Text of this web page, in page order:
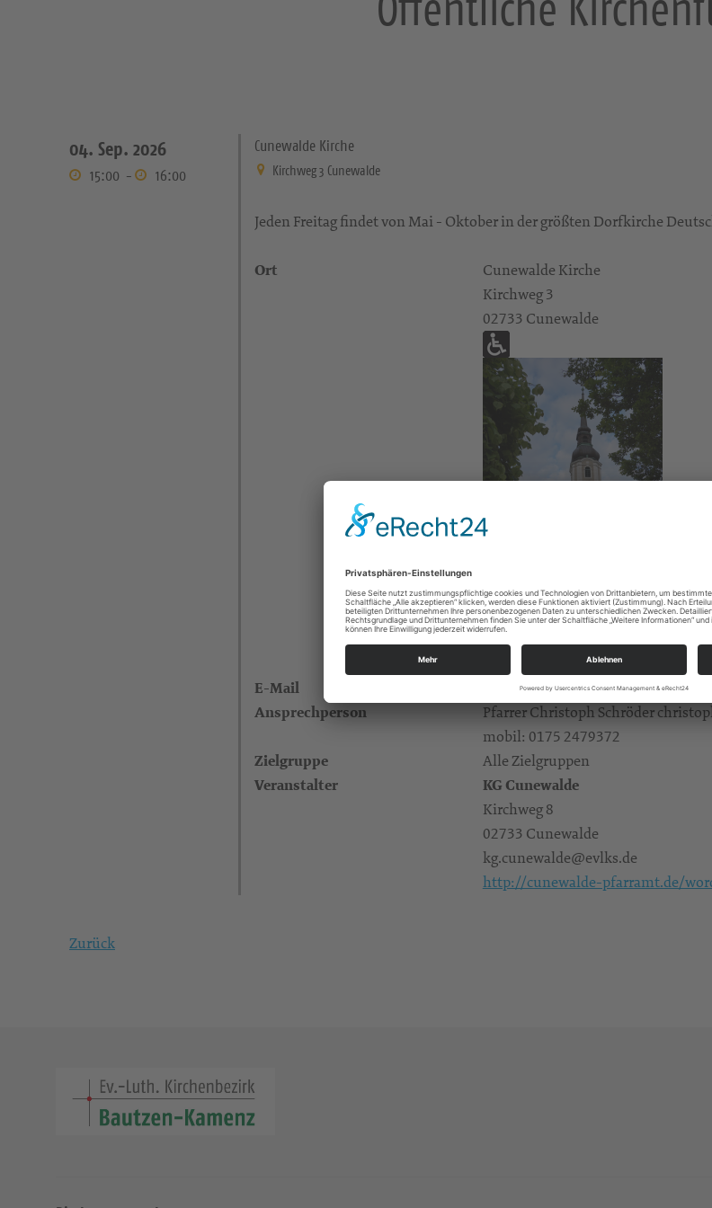
04. Sep. 2026
15:00 - 16:00
Cunewalde Kirche
Kirchweg 3 Cunewalde
Jeden Freitag findet von Mai - Oktober in der größten Dorfkirche
Ort
Cunewalde Kirche
Kirchweg 3
02733 Cunewalde
E-Mail kg.cunewalde@evlks.de
Ansprechperson
Pfarrer Christoph Schröder
mobil: 0175 2479372
Zielgruppe Alle Zielgruppen
Veranstalter KG Cunewalde
Kirchweg 8
02733 Cunewalde
kg.cunewalde@evlks.de
http://cunewalde-pfarramt.de/
Zurück